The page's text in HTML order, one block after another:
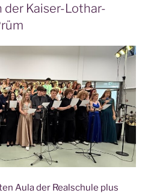
der Kaiser-Lothar-
Aula der Real­schu­le plus